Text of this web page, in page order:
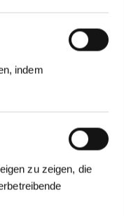
indem
zu zeigen, die